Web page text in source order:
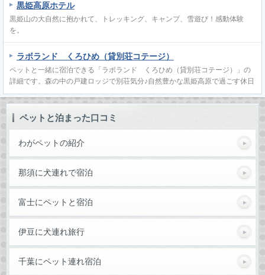
黒姫高原ホテル
黒姫山の大自然に抱かれて、トレッキング、キャンプ、雪遊び！感動体験
を。
ラボランド くろひめ（貸別荘コテージ）
ペットと一緒に宿泊できる「ラボランド くろひめ（貸別荘コテージ）」の
詳細です。森の中の戸建ロッジで別荘気分♪自然豊かな黒姫高原で過ごす休日
ペットと泊まった口コミ
わがペットの紹介
那須に犬連れで宿泊
富士にペットと宿泊
伊豆に犬連れ旅行
千葉にペット連れ宿泊